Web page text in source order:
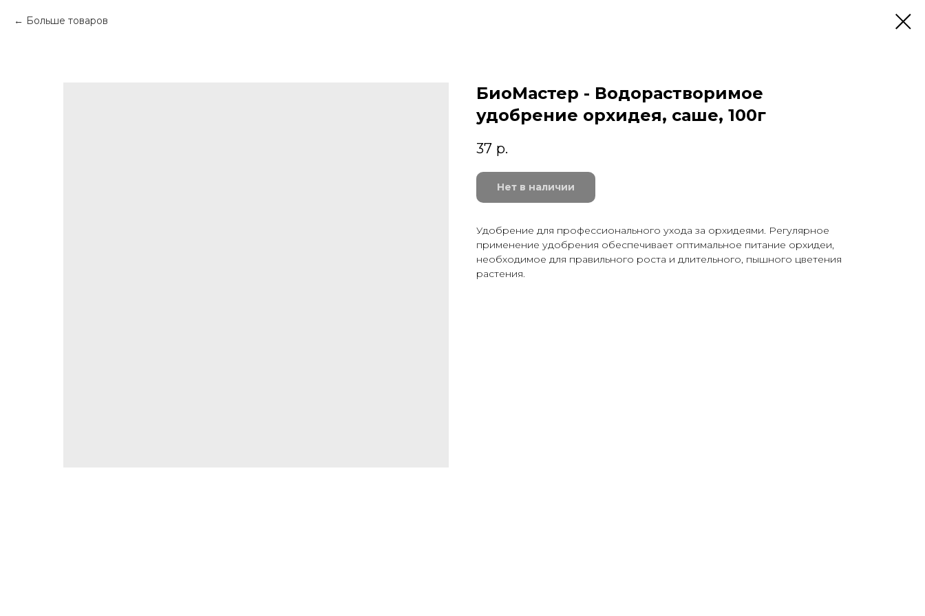
Больше товаров
БиоМастер - Водорастворимое
удобрение орхидея, саше, 100г
37 р.
Нет в наличии
Удобрение для профессионального ухода за орхидеями. Регулярное
применение удобрения обеспечивает оптимальное питание орхидеи,
необходимое для правильного роста и длительного, пышного цветения
растения.